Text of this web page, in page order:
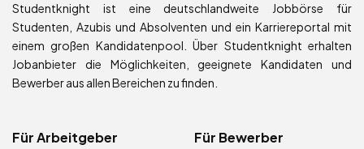
Studentknight ist eine deutschlandweite Jobbörse für
Studenten, Azubis und Absolventen und ein Karriereportal mit
einem großen Kandidatenpool. Über Studentknight erhalten
Jobanbieter die Möglichkeiten, geeignete Kandidaten und
Bewerber aus allen Bereichen zu finden.
Für Arbeitgeber Für Bewerber